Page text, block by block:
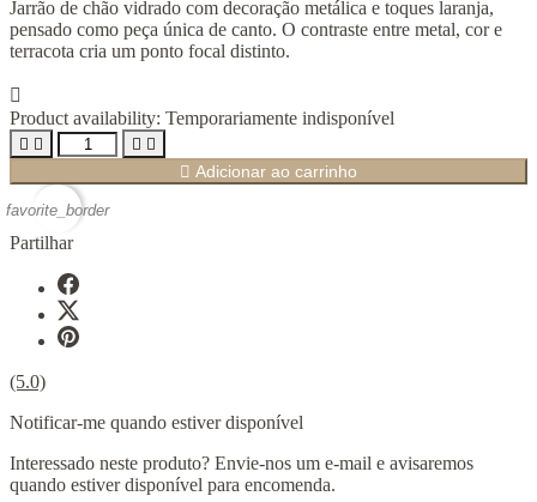
Jarrão de chão vidrado com decoração metálica e toques laranja,
pensado como peça única de canto. O contraste entre metal, cor e
terracota cria um ponto focal distinto.

Product availability: Temporariamente indisponível
   
 Adicionar ao carrinho
favorite_border
Partilhar
(5.0)
Notificar-me quando estiver disponível
Interessado neste produto? Envie-nos um e-mail e avisaremos
quando estiver disponível para encomenda.